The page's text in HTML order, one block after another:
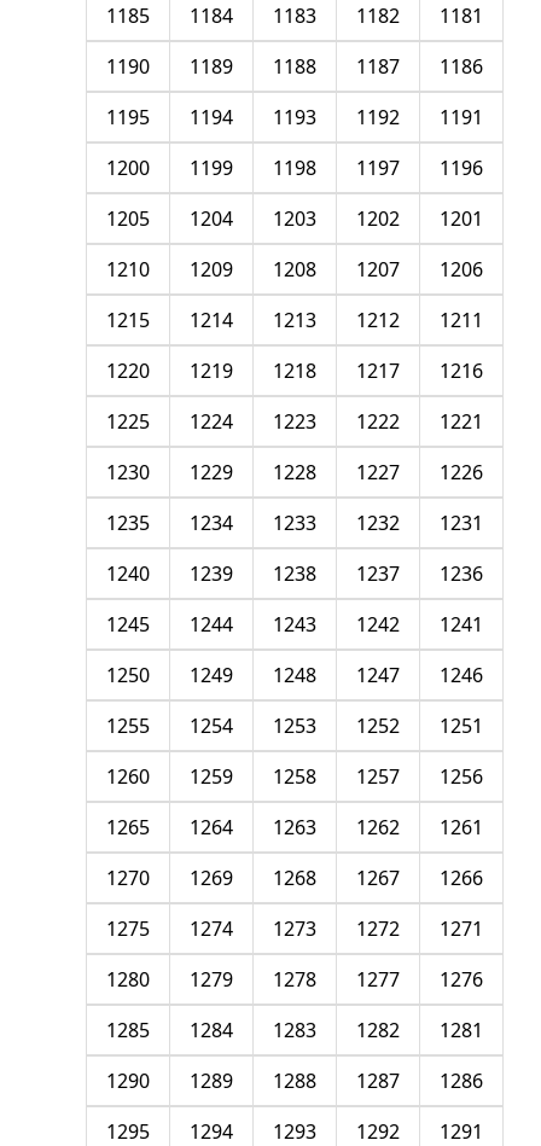
1181
1182
1183
1184
1185
1186
1187
1188
1189
1190
1191
1192
1193
1194
1195
1196
1197
1198
1199
1200
1201
1202
1203
1204
1205
1206
1207
1208
1209
1210
1211
1212
1213
1214
1215
1216
1217
1218
1219
1220
1221
1222
1223
1224
1225
1226
1227
1228
1229
1230
1231
1232
1233
1234
1235
1236
1237
1238
1239
1240
1241
1242
1243
1244
1245
1246
1247
1248
1249
1250
1251
1252
1253
1254
1255
1256
1257
1258
1259
1260
1261
1262
1263
1264
1265
1266
1267
1268
1269
1270
1271
1272
1273
1274
1275
1276
1277
1278
1279
1280
1281
1282
1283
1284
1285
1286
1287
1288
1289
1290
1291
1292
1293
1294
1295